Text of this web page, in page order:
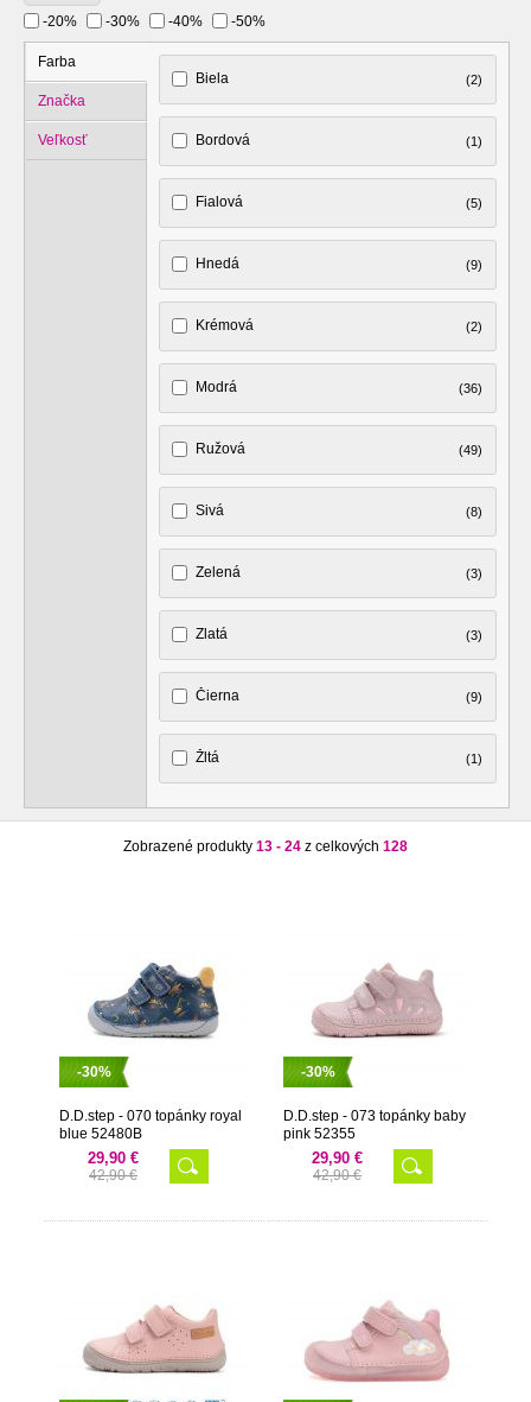
-20%
-30% -40% -50%
Farba
Značka
Veľkosť
Biela (2)
Bordová (1)
Fialová (5)
Hnedá (9)
Krémová (2)
Modrá (36)
Ružová (49)
Sivá (8)
Zelená (3)
Zlatá (3)
Čierna (9)
Žltá (1)
Zobrazené produkty 13 - 24 z celkových 128
-30%
D.D.step - 070 topánky royal
blue 52480B
29,90 €
42,90 €
-30%
D.D.step - 073 topánky baby
pink 52355
29,90 €
42,90 €